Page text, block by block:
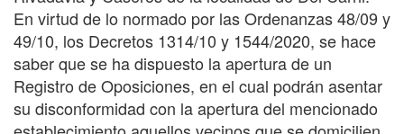
En virtud de lo normado por las Ordenanzas 48/09 y
49/10, los Decretos 1314/10 y 1544/2020, se hace
saber que se ha dispuesto la apertura de un
Registro de Oposiciones, en el cual podrán asentar
su disconformidad con la apertura del mencionado